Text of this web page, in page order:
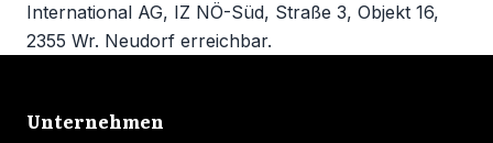
International AG, IZ NÖ-Süd, Straße 3, Objekt 16,
2355 Wr. Neudorf erreichbar.
Unternehmen